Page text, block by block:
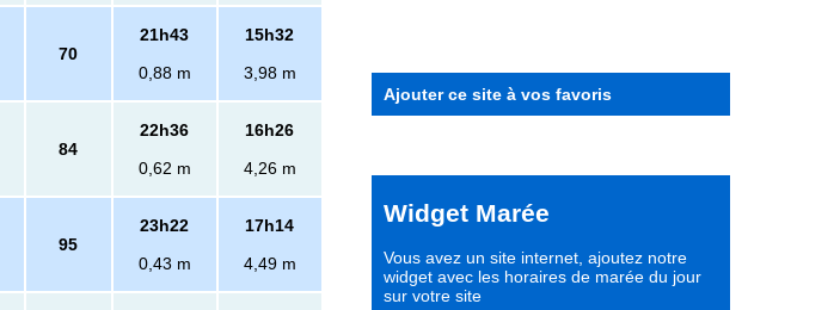
70
21h43
0,88 m
15h32
3,98 m
84
22h36
0,62 m
16h26
4,26 m
95
23h22
0,43 m
17h14
4,49 m
Ajouter ce site à vos favoris
Widget Marée
Vous avez un site internet, ajoutez notre
widget avec les horaires de marée du jour
sur votre site